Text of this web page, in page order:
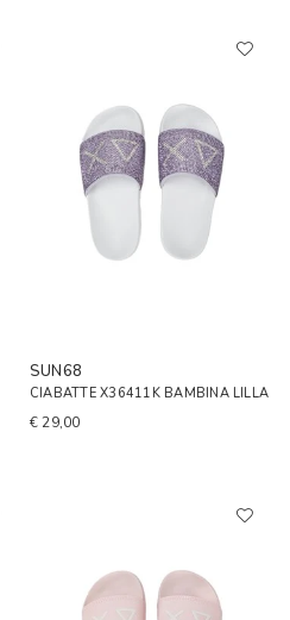
SUN68
CIABATTE X36411K BAMBINA LILLA
€ 29,00